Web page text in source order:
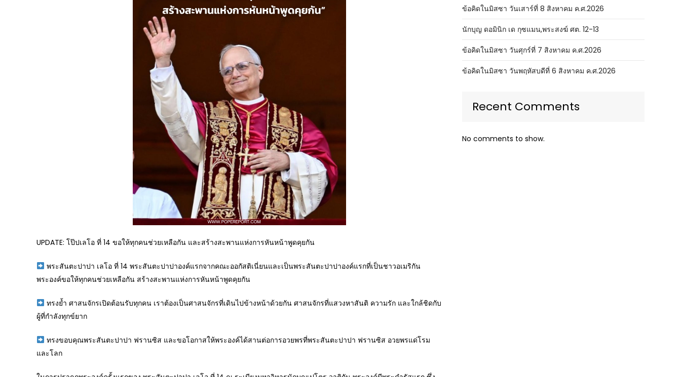
UPDATE: โป๊ปเลโอ ที่ 14 ขอให้ทุกคนช่วยเหลือกัน และสร้างสะพานแห่งการหันหน้าพูดคุยกัน
พระสันตะปาปา เลโอ ที่ 14 พระสันตะปาปาองค์แรกจากคณะออกัสติเนี่ยนและเป็นพระสันตะปาปาองค์แรกที่เป็นชาวอเมริกัน
พระองค์ขอให้ทุกคนช่วยเหลือกัน สร้างสะพานแห่งการหันหน้าพูดคุยกัน
ทรงย้ำ ศาสนจักรเปิดต้อนรับทุกคน เราต้องเป็นศาสนจักรที่เดินไปข้างหน้าด้วยกัน ศาสนจักรที่แสวงหาสันติ ความรัก และใกล้ชิดกับ
ผู้ที่กำลังทุกข์ยาก
ทรงขอบคุณพระสันตะปาปา ฟรานซิส และขอโอกาสให้พระองค์ได้สานต่อการอวยพรที่พระสันตะปาปา ฟรานซิส อวยพรแด่โรม
และโลก
ข้อคิดในมิสซา วันเสาร์ที่ 8 สิงหาคม ค.ศ.2026
นักบุญ ดอมินิก เด กุซแมน,พระสงฆ์ ศต. 12-13
ข้อคิดในมิสซา วันศุกร์ที่ 7 สิงหาคม ค.ศ.2026
ข้อคิดในมิสซา วันพฤหัสบดีที่ 6 สิงหาคม ค.ศ.2026
Recent Comments
No comments to show.